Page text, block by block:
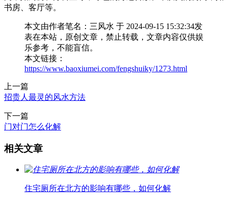
书房、客厅等。
本文由作者笔名：三风水 于 2024-09-15 15:32:34发
表在本站，原创文章，禁止转载，文章内容仅供娱
乐参考，不能盲信。
本文链接：
https://www.baoxiumei.com/fengshuiky/1273.html
上一篇
招贵人最灵的风水方法
下一篇
门对门怎么化解
相关文章
住宅厕所在北方的影响有哪些，如何化解